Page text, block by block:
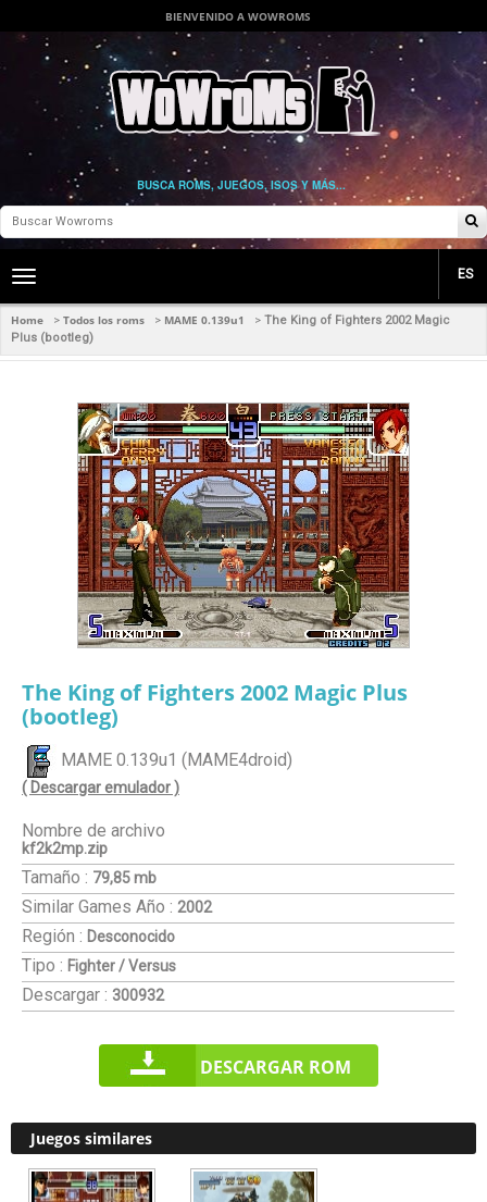
BIENVENIDO A WOWROMS
BUSCA ROMS, JUEGOS, ISOS Y MÁS...
Toggle
navigation
ES
Home > Todos los roms > MAME 0.139u1 > The King of Fighters 2002 Magic
Plus (bootleg)
The King of Fighters 2002 Magic Plus
(bootleg)
MAME 0.139u1 (MAME4droid)
( Descargar emulador )
Nombre de archivo
kf2k2mp.zip
Tamaño : 79,85 mb
Similar Games Año : 2002
Región : Desconocido
Tipo : Fighter / Versus
Descargar : 300932
DESCARGAR ROM
Juegos similares